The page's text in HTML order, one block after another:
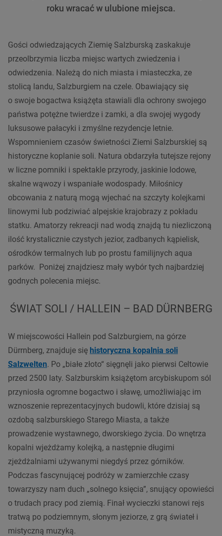
roku wracać w ulubione miejsca.
Gości odwiedzających Ziemię Salzburską zaskakuje
przeolbrzymia liczba miejsc wartych zwiedzenia i
odwiedzenia. Należą do nich miasta i miasteczka, ze
stolicą landu, Salzburgiem na czele. Obawiający się
o swoje bogactwa książęta stawiali dla ochrony swojego
państwa potężne twierdze i zamki, a dla swojej wygody
luksusowe pałacyki i zmyślne rezydencje letnie.
Wspomnieniem czasów świetności Ziemi Salzburskiej są
historyczne koplanie soli. Natura obdarzyła tutejsze rejony
w liczne pomniki i spektakle przyrody, jaskinie lodowe,
skalne wąwozy i wspaniałe wodospady. Miłośnicy
obcowania z naturą mogą wjechać na szczyty kolejkami
linowymi lub podziwiać alpejskie krajobrazy z pokładu
statku. Amatorzy rekreacji nad wodą znajdą tu niezliczoną
ilość krystalicznie czystych jezior, zadbanych kąpielisk,
ośrodków termalnych lub po prostu familijnych aqua
parków. Poniżej znajdziesz mały wybór tych najbardziej
godnych polecenia miejsc.
ŚWIAT SOLI / HALLEIN – BAD DÜRNBERG
W miejscowości Hallein pod Salzburgiem, na górze
Dürrnberg, znajduje się historyczna kopalnia soli
Salzwelten. Po „białe złoto“ sięgnęli jako pierwsi Celtowie
przed 2500 laty. Salzburskim książętom arcybiskupom sól
przyniosła ogromne bogactwo i sławę, umożliwiając im
wznoszenie reprezentacyjnych budowli, które dzisiaj są
ozdobą salzburskiego Starego Miasta, a także
prowadzenie wystawnego, dworskiego życia. Do wnętrza
kopalni wjeżdżamy kolejką, a następnie długimi
zjeżdżalniami używanymi niegdyś przez górników.
Podczas fascynującej podróży w zamierzchłe czasy
towarzyszy nam duch „solnego księcia”, snujący opowieści
o trudach pracy pod ziemią. Finał wycieczki stanowi rejs
tratwą po podziemnym, słonym jeziorze, z grą świateł i
mistyczną muzyką.